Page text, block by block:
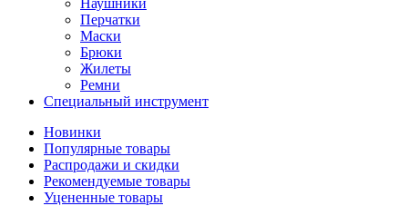
Наушники
Перчатки
Маски
Брюки
Жилеты
Ремни
Специальный инструмент
Новинки
Популярные товары
Распродажи и скидки
Рекомендуемые товары
Уцененные товары